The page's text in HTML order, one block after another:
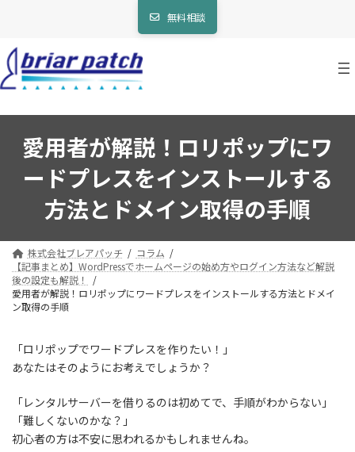
ン
ツ
へ
キ
ー
シ
ョ
に
無料相談
愛用者が解説！ロリポップにワ
ードプレスをインストールする
方法とドメイン取得の手順
株式会社ブレアパッチ
コラム
【記事まとめ】WordPressでホームページの始め方やログイン方法など解説
後の設定も解説！
愛用者が解説！ロリポップにワードプレスをインストールする方法とドメイ
ン取得の手順
「ロリポップでワードプレスを作りたい！」
あなたはそのようにお考えでしょうか？
「レンタルサーバーを借りるのは初めてで、手順がわからない」
「難しくないのかな？」
初心者の方は不安に思われるかもしれませんね。